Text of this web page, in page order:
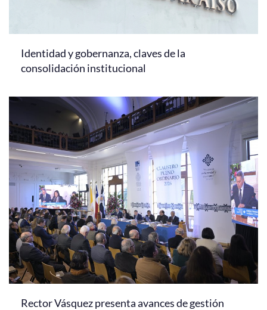
Identidad y gobernanza, claves de la
consolidación institucional
Rector Vásquez presenta avances de gestión